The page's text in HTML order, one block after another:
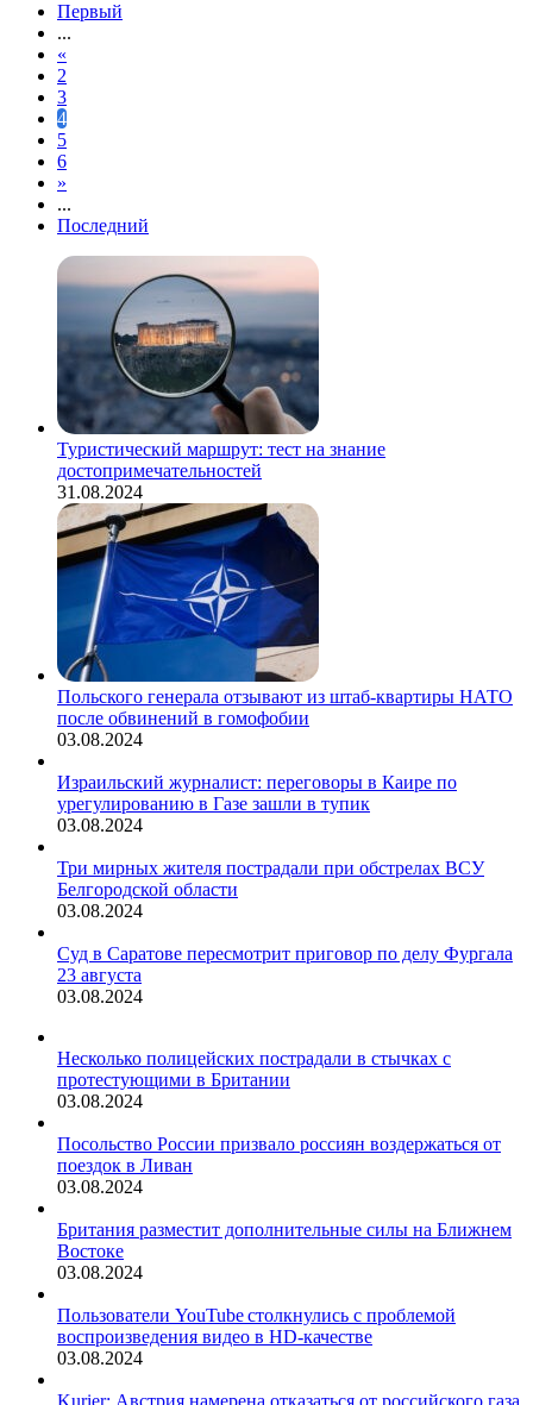
Первый
...
«
2
3
4
5
6
»
...
Последний
Туристический маршрут: тест на знание
достопримечательностей
31.08.2024
Польского генерала отзывают из штаб-квартиры НАТО
после обвинений в гомофобии
03.08.2024
Израильский журналист: переговоры в Каире по
урегулированию в Газе зашли в тупик
03.08.2024
Три мирных жителя пострадали при обстрелах ВСУ
Белгородской области
03.08.2024
Суд в Саратове пересмотрит приговор по делу Фургала
23 августа
03.08.2024
Несколько полицейских пострадали в стычках с
протестующими в Британии
03.08.2024
Посольство России призвало россиян воздержаться от
поездок в Ливан
03.08.2024
Британия разместит дополнительные силы на Ближнем
Востоке
03.08.2024
Пользователи YouTube столкнулись с проблемой
воспроизведения видео в HD-качестве
03.08.2024
Kurier: Австрия намерена отказаться от российского газа